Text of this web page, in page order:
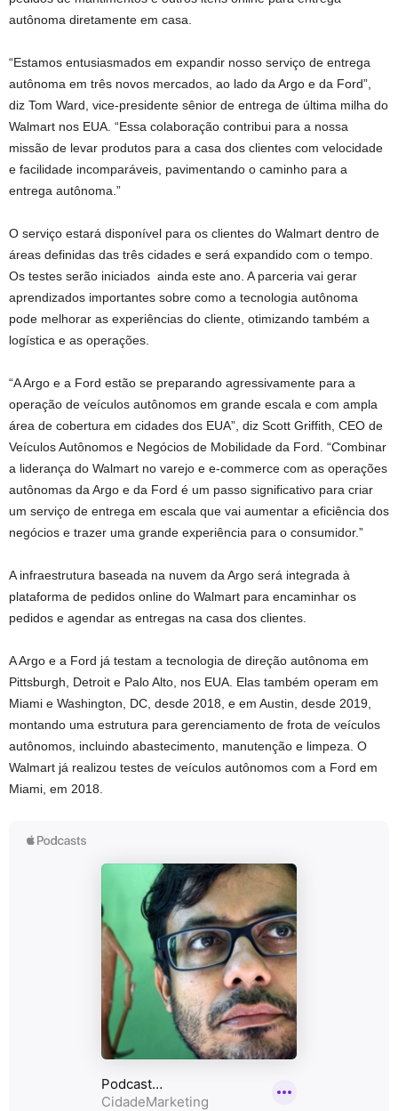
autônoma diretamente em casa.
“Estamos entusiasmados em expandir nosso serviço de entrega
autônoma em três novos mercados, ao lado da Argo e da Ford”,
diz Tom Ward, vice-presidente sênior de entrega de última milha do
Walmart nos EUA. “Essa colaboração contribui para a nossa
missão de levar produtos para a casa dos clientes com velocidade
e facilidade incomparáveis, pavimentando o caminho para a
entrega autônoma.”
O serviço estará disponível para os clientes do Walmart dentro de
áreas definidas das três cidades e será expandido com o tempo.
Os testes serão iniciados ainda este ano. A parceria vai gerar
aprendizados importantes sobre como a tecnologia autônoma
pode melhorar as experiências do cliente, otimizando também a
logística e as operações.
“A Argo e a Ford estão se preparando agressivamente para a
operação de veículos autônomos em grande escala e com ampla
área de cobertura em cidades dos EUA”, diz Scott Griffith, CEO de
Veículos Autônomos e Negócios de Mobilidade da Ford. “Combinar
a liderança do Walmart no varejo e e-commerce com as operações
autônomas da Argo e da Ford é um passo significativo para criar
um serviço de entrega em escala que vai aumentar a eficiência dos
negócios e trazer uma grande experiência para o consumidor.”
A infraestrutura baseada na nuvem da Argo será integrada à
plataforma de pedidos online do Walmart para encaminhar os
pedidos e agendar as entregas na casa dos clientes.
A Argo e a Ford já testam a tecnologia de direção autônoma em
Pittsburgh, Detroit e Palo Alto, nos EUA. Elas também operam em
Miami e Washington, DC, desde 2018, e em Austin, desde 2019,
montando uma estrutura para gerenciamento de frota de veículos
autônomos, incluindo abastecimento, manutenção e limpeza. O
Walmart já realizou testes de veículos autônomos com a Ford em
Miami, em 2018.